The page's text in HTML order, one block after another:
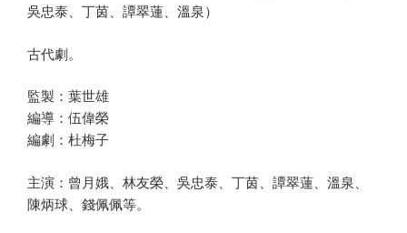
吳忠泰、丁茵、譚翠蓮、溫泉）
古代劇。
監製：葉世雄
編導：伍偉榮
編劇：杜梅子
主演：曾月娥、林友榮、吳忠泰、丁茵、譚翠蓮、溫泉、
陳炳球、錢佩佩等。